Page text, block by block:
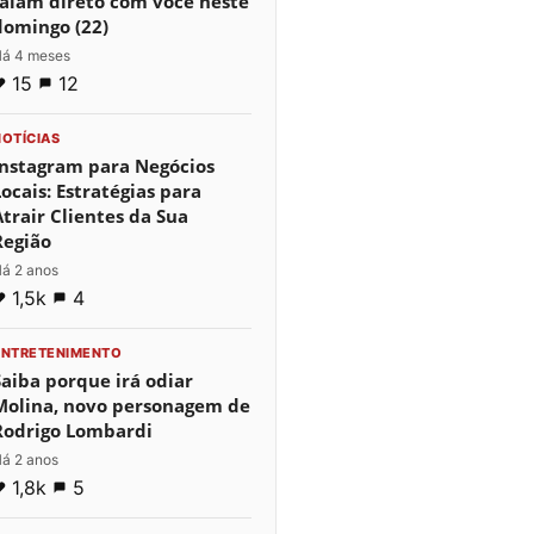
(22)
4 meses
15 12
para Negócios
Estratégias para
Clientes da Sua
2 anos
1,5k 4
porque irá odiar
novo personagem de
Lombardi
2 anos
1,8k 5